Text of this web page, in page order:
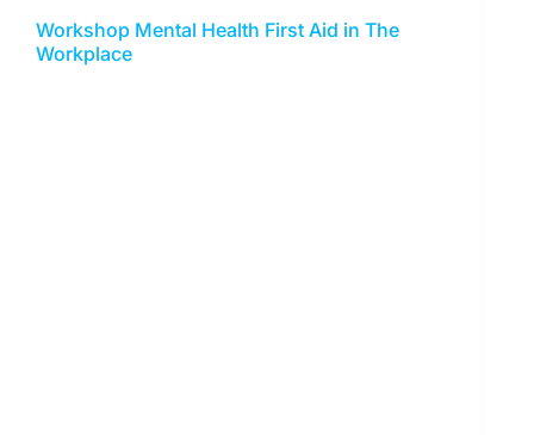
Workshop Mental Health First Aid in The
Workplace